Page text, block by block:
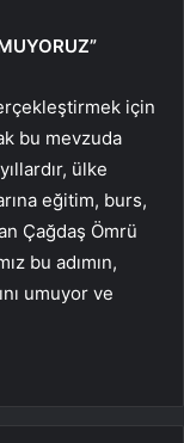
için
bu mevzuda
ülke
eğitim, burs,
Çağdaş Ömrü
bu adımın,
umuyor ve